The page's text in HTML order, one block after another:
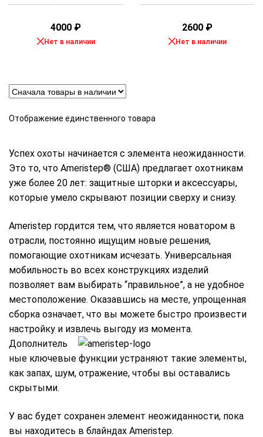
4000 ₽
Нет в наличии
2600 ₽
Нет в наличии
Отображение единственного товара
Успех охоты начинается с элемента неожиданности.
Это то, что Ameristep® (США) предлагает охотникам
уже более 20 лет: защитные шторки и аксессуары,
которые умело скрывают позиции сверху и снизу.
Ameristep гордится тем, что является новатором в
отрасли, постоянно ищущим новые решения,
помогающие охотникам исчезать. Универсальная
мобильность во всех конструкциях изделий
позволяет вам выбирать “правильное”, а не удобное
местоположение. Оказавшись на месте, упрощенная
сборка означает, что вы можете быстро произвести
настройку и извлечь выгоду из момента.
Дополнитель
ные ключевые функции устраняют такие элементы,
как запах, шум, отражение, чтобы вы оставались
скрытыми.
У вас будет сохранен элемент неожиданности, пока
вы находитесь в блайндах Ameristep.